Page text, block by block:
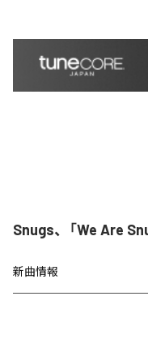
Snugs、「We Are
新曲情報